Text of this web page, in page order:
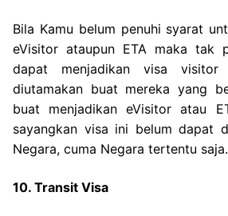
Bila Kamu belum penuhi syarat
eVisitor ataupun ETA maka tak
dapat menjadikan visa visitor
diutamakan buat mereka yang
buat menjadikan eVisitor atau
sayangkan visa ini belum dapat
Negara, cuma Negara tertentu saja.
10. Transit Visa